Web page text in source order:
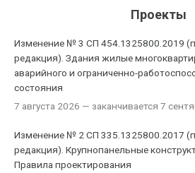
Проекты
Изменение № 3 СП 454.1325800.2019
редакция). Здания жилые
аварийного и ограниченно-
состояния
7 августа 2026 — заканчивается 7
Изменение № 2 СП 335.1325800.2017
редакция). Крупнопанельные
Правила проектирования